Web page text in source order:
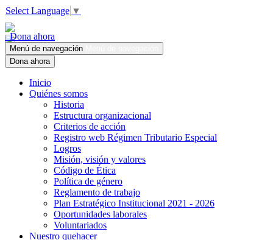
Select Language ▼
Dona ahora
Menú de navegación
Dona ahora
Inicio
Quiénes somos
Historia
Estructura organizacional
Criterios de acción
Registro web Régimen Tributario Especial
Logros
Misión, visión y valores
Código de Ética
Política de género
Reglamento de trabajo
Plan Estratégico Institucional 2021 - 2026
Oportunidades laborales
Voluntariados
Nuestro quehacer